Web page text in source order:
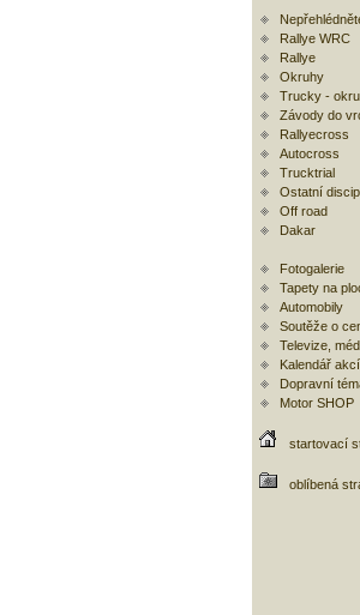
Rallye WRC
Rallye
Okruhy
Trucky -
Závody do
Rallyecross
Autocross
Trucktrial
Ostatní
Off road
Dakar
Fotogalerie
Tapety na
Automobily
Soutěže o
Televize,
Kalendář akcí
Dopravní
Motor SHOP
startovací
oblíbená